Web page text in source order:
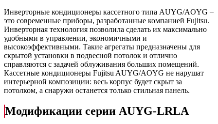
Инверторные кондиционеры кассетного типа AUYG/AOYG –
это современные приборы, разработанные компанией Fujitsu.
Инверторная технология позволила сделать их максимально
удобными в управлении, экономичными и
высокоэффективными. Такие агрегаты предназначены для
скрытой установки в подвесной потолок и отлично
справляются с задачей облуживания больших помещений.
Кассетные кондиционеры Fujitsu AUYG/AOYG не нарушат
интерьерной композиции: весь корпус будет скрыт за
потолком, а снаружи останется только стильная панель.
Модификации серии AUYG-LRLA